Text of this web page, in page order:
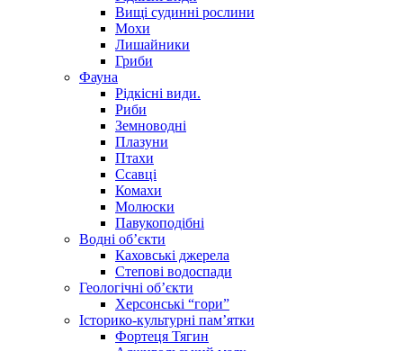
Вищі судинні рослини
Мохи
Лишайники
Гриби
Фауна
Рідкісні види.
Риби
Земноводні
Плазуни
Птахи
Ссавці
Комахи
Молюски
Павукоподібні
Водні об’єкти
Каховські джерела
Степові водоспади
Геологічні об’єкти
Херсонські “гори”
Історико-культурні пам’ятки
Фортеця Тягин